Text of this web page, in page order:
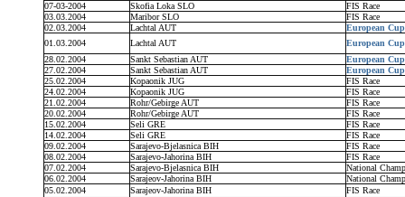
07-03-2004
Skofia Loka SLO
FIS Race
03.03.2004
Maribor SLO
FIS Race
02.03.2004
Lachtal AUT
European Cup
01.03.2004
Lachtal AUT
European Cup
28.02.2004
Sankt Sebastian AUT
European Cup
27.02.2004
Sankt Sebastian AUT
European Cup
25.02.2004
Kopaonik JUG
FIS Race
24.02.2004
Kopaonik JUG
FIS Race
21.02.2004
Rohr/Gebirge AUT
FIS Race
20.02.2004
Rohr/Gebirge AUT
FIS Race
15.02.2004
Seli GRE
FIS Race
14.02.2004
Seli GRE
FIS Race
09.02.2004
Sarajevo-Bjelasnica BIH
FIS Race
08.02.2004
Sarajevo-Jahorina BIH
FIS Race
07.02.2004
Sarajevo-Bjelasnica BIH
National
06.02.2004
Sarajeov-Jahorina BIH
National
05.02.2004
Sarajeov-Jahorina BIH
FIS Race